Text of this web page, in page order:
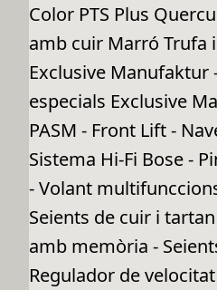
Color PTS Plus
amb cuir Marró Trufa
Exclusive Manufaktur
especials Exclusive
PASM - Front Lift -
Sistema Hi-Fi Bose -
- Volant
Seients de cuir i
amb memòria -
Regulador de